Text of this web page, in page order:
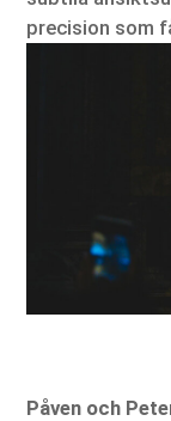
precision som
Påven och